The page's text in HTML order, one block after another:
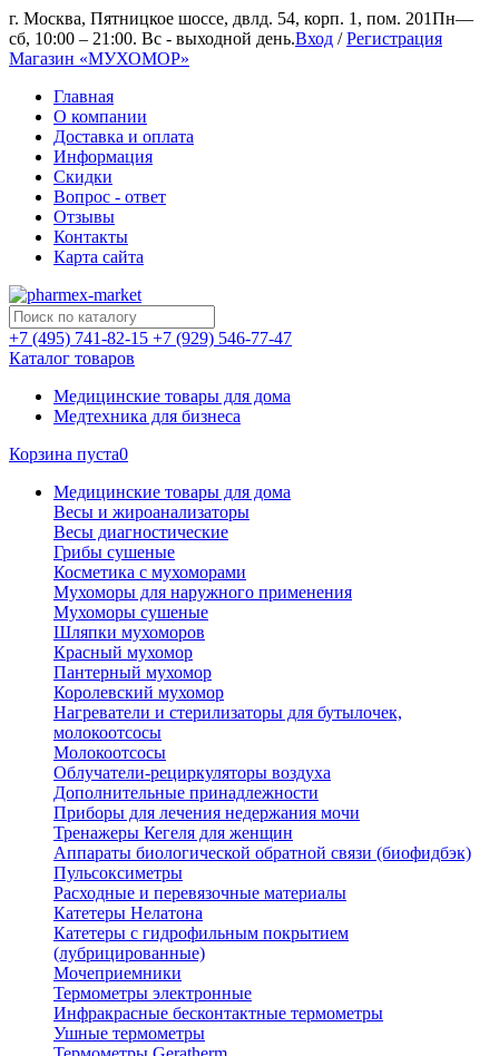
г. Москва, Пятницкое шоссе, двлд. 54, корп. 1, пом. 201Пн—
сб, 10:00 – 21:00. Вс - выходной день.Вход /Регистрация
Магазин «МУХОМОР»
Главная
О компании
Доставка и оплата
Информация
Скидки
Вопрос - ответ
Отзывы
Контакты
Карта сайта
+7 (495) 741-82-15 +7 (929) 546-77-47
Каталог товаров
Медицинские товары для дома
Медтехника для бизнеса
Корзина пуста0
Медицинские товары для дома
Весы и жироанализаторы
Весы диагностические
Грибы сушеные
Косметика с мухоморами
Мухоморы для наружного применения
Мухоморы сушеные
Шляпки мухоморов
Красный мухомор
Пантерный мухомор
Королевский мухомор
Нагреватели и стерилизаторы для бутылочек,
молокоотсосы
Молокоотсосы
Облучатели-рециркуляторы воздуха
Дополнительные принадлежности
Приборы для лечения недержания мочи
Тренажеры Кегеля для женщин
Аппараты биологической обратной связи (биофидбэк)
Пульсоксиметры
Расходные и перевязочные материалы
Катетеры Нелатона
Катетеры с гидрофильным покрытием
(лубрицированные)
Мочеприемники
Термометры электронные
Инфракрасные бесконтактные термометры
Ушные термометры